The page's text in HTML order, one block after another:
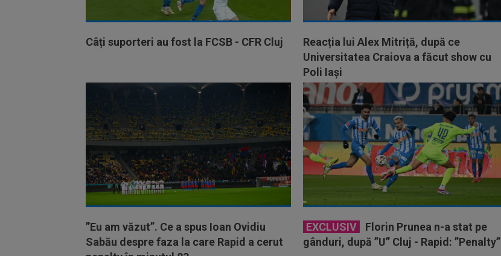
Câți suporteri au fost la FCSB - CFR Cluj
Reacția lui Alex Mitriță, după ce
Universitatea Craiova a făcut show cu
Poli Iași
”Eu am văzut”. Ce a spus Ioan Ovidiu
Sabău despre faza la care Rapid a cerut
EXCLUSIV
Florin Prunea n-a stat pe
gânduri, după ”U” Cluj - Rapid: ”Penalty”